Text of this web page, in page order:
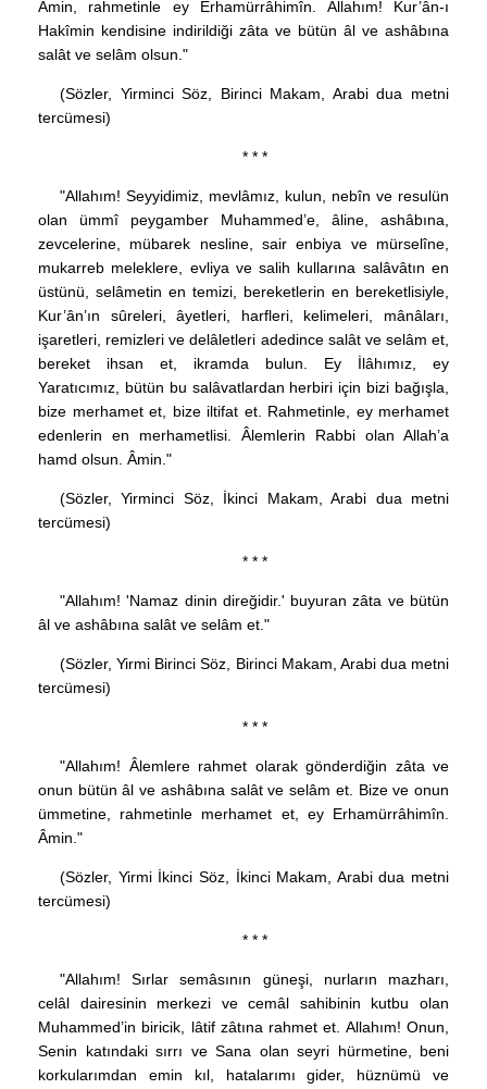
Âmin, rahmetinle ey Erhamürrâhimîn. Allahım! Kur’ân-ı
Hakîmin kendisine indirildiği zâta ve bütün âl ve ashâbına
salât ve selâm olsun."
(Sözler, Yirminci Söz, Birinci Makam, Arabi dua metni
tercümesi)
* * *
"Allahım! Seyyidimiz, mevlâmız, kulun, nebîn ve resulün
olan ümmî peygamber Muhammed’e, âline, ashâbına,
zevcelerine, mübarek nesline, sair enbiya ve mürselîne,
mukarreb meleklere, evliya ve salih kullarına salâvâtın en
üstünü, selâmetin en temizi, bereketlerin en bereketlisiyle,
Kur’ân’ın sûreleri, âyetleri, harfleri, kelimeleri, mânâları,
işaretleri, remizleri ve delâletleri adedince salât ve selâm et,
bereket ihsan et, ikramda bulun. Ey İlâhımız, ey
Yaratıcımız, bütün bu salâvatlardan herbiri için bizi bağışla,
bize merhamet et, bize iltifat et. Rahmetinle, ey merhamet
edenlerin en merhametlisi. Âlemlerin Rabbi olan Allah’a
hamd olsun. Âmin."
(Sözler, Yirminci Söz, İkinci Makam, Arabi dua metni
tercümesi)
* * *
"Allahım! 'Namaz dinin direğidir.' buyuran zâta ve bütün
âl ve ashâbına salât ve selâm et."
(Sözler, Yirmi Birinci Söz, Birinci Makam, Arabi dua metni
tercümesi)
* * *
"Allahım! Âlemlere rahmet olarak gönderdiğin zâta ve
onun bütün âl ve ashâbına salât ve selâm et. Bize ve onun
ümmetine, rahmetinle merhamet et, ey Erhamürrâhimîn.
Âmin."
(Sözler, Yirmi İkinci Söz, İkinci Makam, Arabi dua metni
tercümesi)
* * *
"Allahım! Sırlar semâsının güneşi, nurların mazharı,
celâl dairesinin merkezi ve cemâl sahibinin kutbu olan
Muhammed’in biricik, lâtif zâtına rahmet et. Allahım! Onun,
Senin katındaki sırrı ve Sana olan seyri hürmetine, beni
korkularımdan emin kıl, hatalarımı gider, hüznümü ve